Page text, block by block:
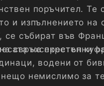
поръчител. Те
и изпълнението на
се събират във
свръхсекретен
на престъпни
водени от
немислимо за